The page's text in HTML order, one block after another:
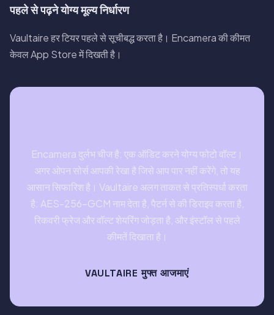
पहले से पढ़ने योग्य मूल्य निर्धारण
Vaultaire हर टियर पहले से सूचीबद्ध करता है। Encamera की कीमत
केवल App Store में दिखती है।
Encamera दुर्लभ चीज है: एक ऑडिट करने योग्य फोटो वॉल्ट।
अगर ओपन सोर्स आपकी रेखा है जिसे आप पार नहीं करेंगे, तो यह
आसान सिफारिश है। Vaultaire अलग ताकत से प्रतिस्पर्धा करता
है: AES-256-GCM नाम देता है, पैटर्न से की डिराइव करता है,
रिकवरी फ्रेज और वॉल्ट शेयरिंग जोड़ता है, और इंस्टॉल से पहले
कीमतें दिखाता है।
VAULTAIRE मुफ्त आजमाएं